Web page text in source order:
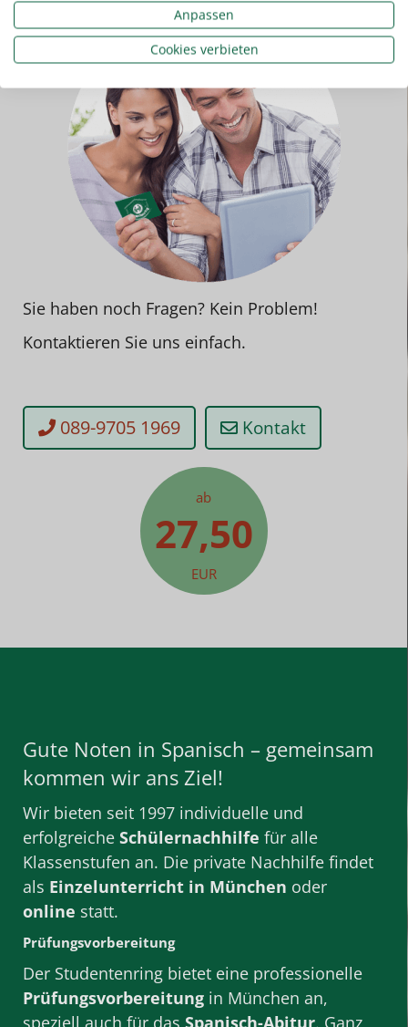
Sie haben noch Fragen? Kein Problem!
Kontaktieren Sie uns einfach.
089-9705 1969 Kontakt
ab
27,50
EUR
Gute Noten in Spanisch – gemeinsam
kommen wir ans Ziel!
Wir bieten seit 1997 individuelle und
erfolgreiche Schülernachhilfe für alle
Klassenstufen an. Die private Nachhilfe findet
als Einzelunterricht in München oder
online statt.
Prüfungsvorbereitung
Der Studentenring bietet eine professionelle
Prüfungsvorbereitung in München an,
speziell auch für das Spanisch-Abitur. Ganz
Anpassen
Cookies verbieten